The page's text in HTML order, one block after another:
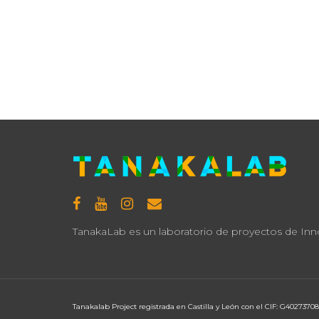
TanakaLab es un laboratorio de proyectos de
Tanakalab Project registrada en Castilla y León con el CIF: G40273708